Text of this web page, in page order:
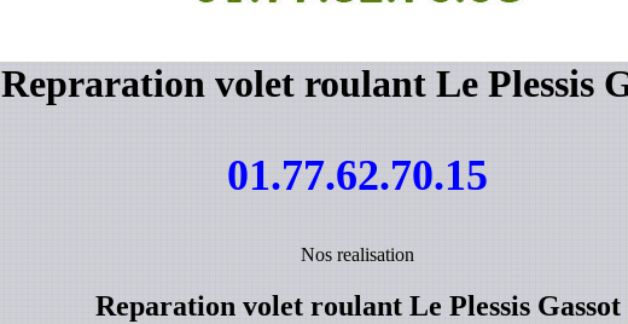
Repraration volet roulant Le Plessis
01.77.62.70.15
Nos realisation
Reparation volet roulant Le Plessis Gassot